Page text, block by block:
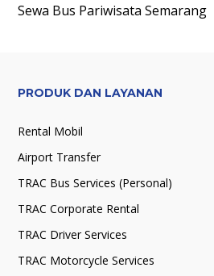
Sewa Bus Pariwisata Semarang
PRODUK DAN LAYANAN
Rental Mobil
Airport Transfer
TRAC Bus Services (Personal)
TRAC Corporate Rental
TRAC Driver Services
TRAC Motorcycle Services